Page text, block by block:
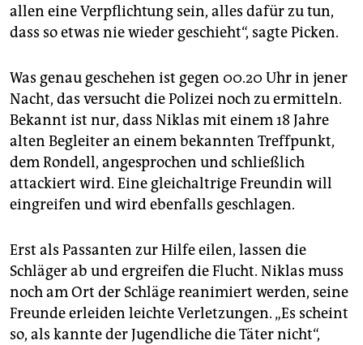
allen eine Verpflichtung sein, alles dafür zu tun,
dass so etwas nie wieder geschieht“, sagte Picken.
Was genau geschehen ist gegen 00.20 Uhr in jener
Nacht, das versucht die Polizei noch zu ermitteln.
Bekannt ist nur, dass Niklas mit einem 18 Jahre
alten Begleiter an einem bekannten Treffpunkt,
dem Rondell, angesprochen und schließlich
attackiert wird. Eine gleichaltrige Freundin will
eingreifen und wird ebenfalls geschlagen.
Erst als Passanten zur Hilfe eilen, lassen die
Schläger ab und ergreifen die Flucht. Niklas muss
noch am Ort der Schläge reanimiert werden, seine
Freunde erleiden leichte Verletzungen. „Es scheint
so, als kannte der Jugendliche die Täter nicht“,